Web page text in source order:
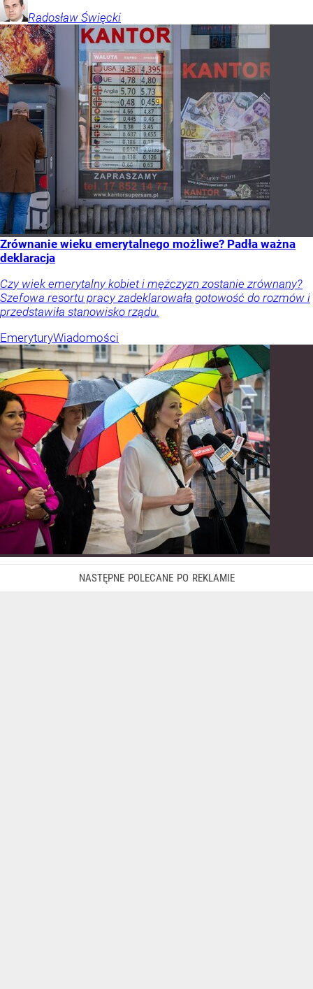
Radosław Święcki
Zrównanie wieku emerytalnego możliwe? Padła ważna
deklaracja
Czy wiek emerytalny kobiet i mężczyzn zostanie zrównany?
Szefowa resortu pracy zadeklarowała gotowość do rozmów i
przedstawiła stanowisko rządu.
EmeryturyWiadomości